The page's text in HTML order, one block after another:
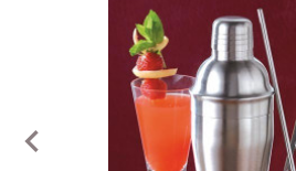
navigate_before